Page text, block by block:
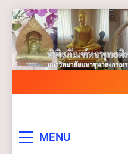
Skip
to
content
MENU